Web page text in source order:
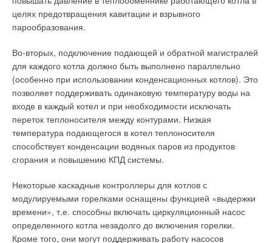
целях предотвращения кавитации и взрывного
парообразования.
Во-вторых, подключение подающей и обратной магистралей
для каждого котла должно быть выполнено параллельно
(особенно при использовании конденсационных котлов). Это
позволяет поддерживать одинаковую температуру воды на
входе в каждый котел и при необходимости исключать
переток теплоносителя между контурами. Низкая
температура подающегося в котел теплоносителя
способствует конденсации водяных паров из продуктов
сгорания и повышению КПД системы.
Некоторые каскадные контроллеры для котлов с
модулируемыми горелками оснащены функцией «выдержки
времени», т.е. способны включать циркуляционный насос
определенного котла незадолго до включения горелки.
Кроме того, они могут поддерживать работу насосов
коммунальных услуг?
E.C
: Я уверен, что, внедряя в Белгородской области систему
поквартирного теплоснабжения, мы делаем благое дело.
Жители построенных нами домов давно уже забыли про
неудобства ежегодных «профилактических» отключений
горячей воды. Одна из основных выгод для жильцов
поквартирного отопления — это то, что они платят лишь за
те тепло и воду, которые реально получили. Технически это
осуществляется довольно просто — в каждой квартире стоят
расходомеры газа и воды, и при расчете учитываются лишь
их показания. В итоге при этой системе оплата по основным
два-три раза.
Евгений Степанович, на Ваш взгляд, какое будущее
ожидает этот, без сомнения, успешный эксперимент?